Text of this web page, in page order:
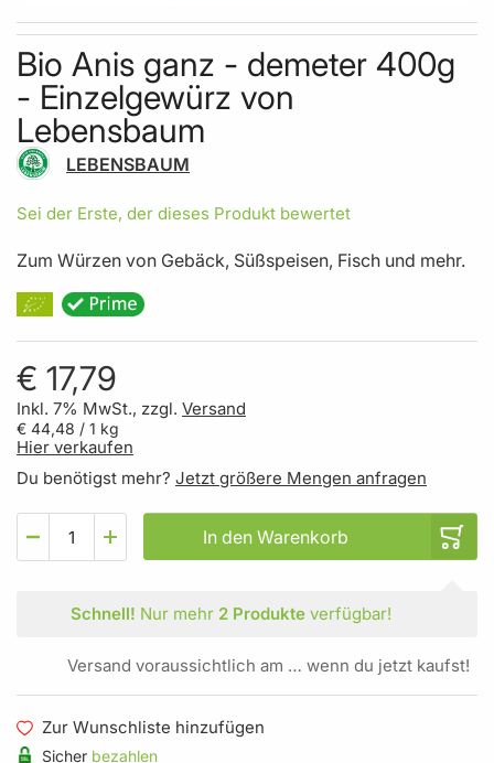
Skip to the beginning of the images gallery
Bio Anis ganz - demeter 400g
- Einzelgewürz von
Lebensbaum
LEBENSBAUM
Sei der Erste, der dieses Produkt bewertet
Zum Würzen von Gebäck, Süßspeisen, Fisch und mehr.
€ 17,79
Inkl. 7% MwSt., zzgl. Versand
€ 44,48 / 1 kg
Hier verkaufen
Du benötigst mehr? Jetzt größere Mengen anfragen
In den Warenkorb
Schnell! Nur mehr 2 Produkteverfügbar!
Versand voraussichtlich am … wenn du jetzt kaufst!
Zur Wunschliste hinzufügen
Sicher bezahlen